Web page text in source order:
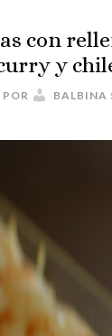
con
y
POR BALBINA